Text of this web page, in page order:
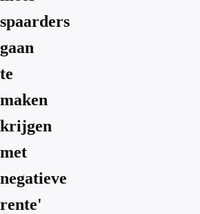
spaarders
gaan
te
maken
krijgen
met
negatieve
rente'